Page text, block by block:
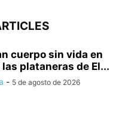
cuerpo sin vida en
plataneras de El...
- 5 de agosto de 2026